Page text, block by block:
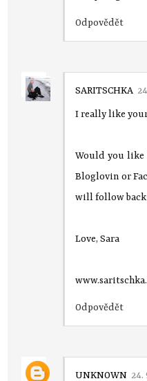
Odpovědět
SARITSCHKA
I really like
Would you like
Bloglovin or
will follow
Love, Sara
Odpovědět
UNKNOWN 24.